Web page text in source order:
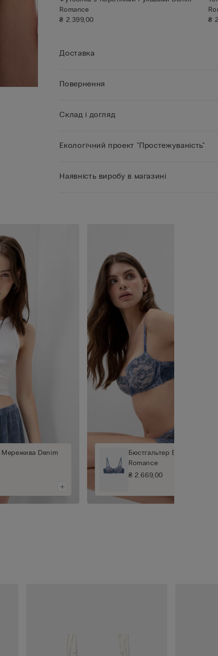
Romance
₴ 2.399,00
₴
Доставка
Повернення
Склад і догляд
Екологічний проект "Простежуваність"
Наявність виробу в магазині
Denim
Бюстгальтер Балконет
Romance
₴ 2.669,00